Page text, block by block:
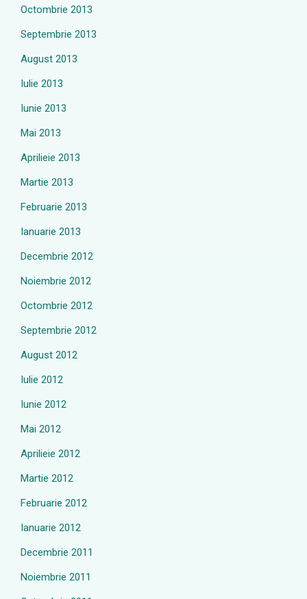
Octombrie 2013
Septembrie 2013
August 2013
Iulie 2013
Iunie 2013
Mai 2013
Aprilieie 2013
Martie 2013
Februarie 2013
Ianuarie 2013
Decembrie 2012
Noiembrie 2012
Octombrie 2012
Septembrie 2012
August 2012
Iulie 2012
Iunie 2012
Mai 2012
Aprilieie 2012
Martie 2012
Februarie 2012
Ianuarie 2012
Decembrie 2011
Noiembrie 2011